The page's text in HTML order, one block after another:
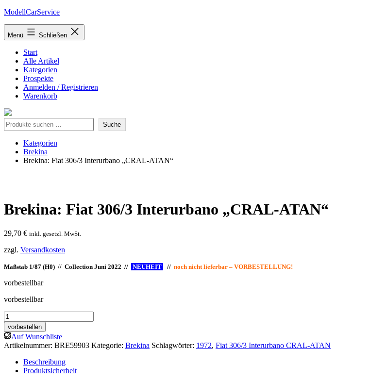
Zum
springen
ModellCarService
Menü Schließen
Start
Alle Artikel
Kategorien
Prospekte
Anmelden / Registrieren
Warenkorb
Suche Suche
Kategorien
Brekina
Brekina: Fiat 306/3 Interurbano „CRAL-ATAN“
Brekina: Fiat 306/3 Interurbano „CRAL-ATAN“
29,70 € inkl. gesetzl. MwSt.
zzgl. Versandkosten
Maßstab 1/87 (H0) // Collection Juni 2022 // NEUHEIT // noch nicht lieferbar – VORBESTELLUNG!
vorbestellbar
vorbestellbar
Brekina:
Fiat
306/3
Interurbano
"CRAL-
ATAN"
Menge
vorbestellen
Auf Wunschliste
Artikelnummer: BRE59903 Kategorie: Brekina Schlagwörter: 1972, Fiat 306/3 Interurbano CRAL-ATAN
Beschreibung
Produktsicherheit